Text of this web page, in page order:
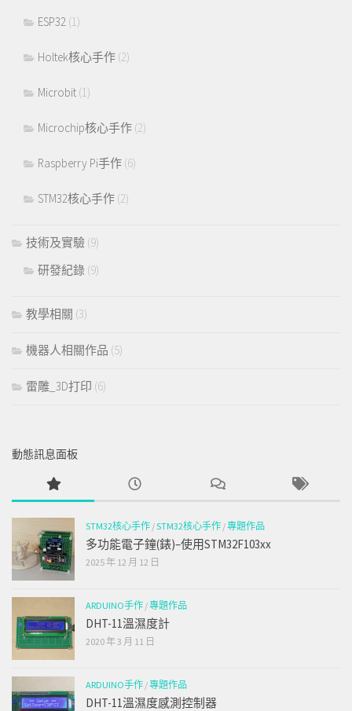
ESP32 (1)
Holtek核心手作 (2)
Microbit (1)
Microchip核心手作 (2)
Raspberry Pi手作 (6)
STM32核心手作 (2)
技術及實驗 (9)
研發紀錄 (9)
教學相關 (3)
機器人相關作品 (5)
雷雕_3D打印 (6)
動態訊息面板
STM32核心手作 /STM32核心手作 /專題作品
多功能電子鐘(錶)–使用STM32F103xx
2025 年 12 月 12 日
ARDUINO手作 /專題作品
DHT-11溫濕度計
2020 年 3 月 11 日
ARDUINO手作 /專題作品
DHT-11溫濕度感測控制器